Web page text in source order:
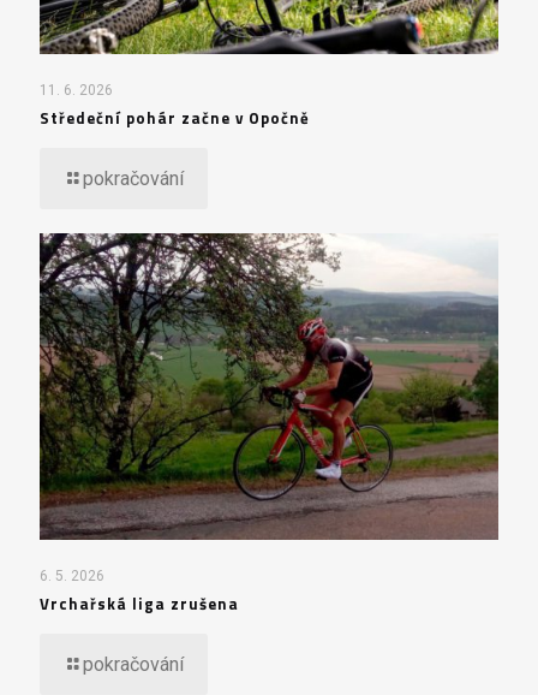
11. 6. 2026
Středeční pohár začne v Opočně
pokračování
6. 5. 2026
Vrchařská liga zrušena
pokračování